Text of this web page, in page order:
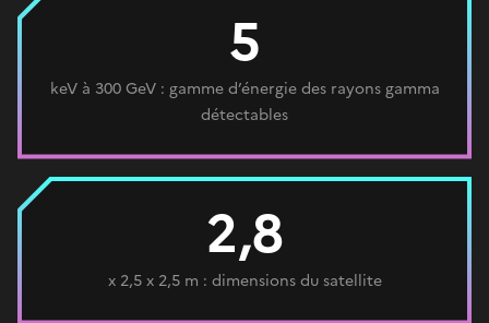
5
keV à 300 GeV : gamme d’énergie des rayons gamma
détectables
2,8
x 2,5 x 2,5 m : dimensions du satellite